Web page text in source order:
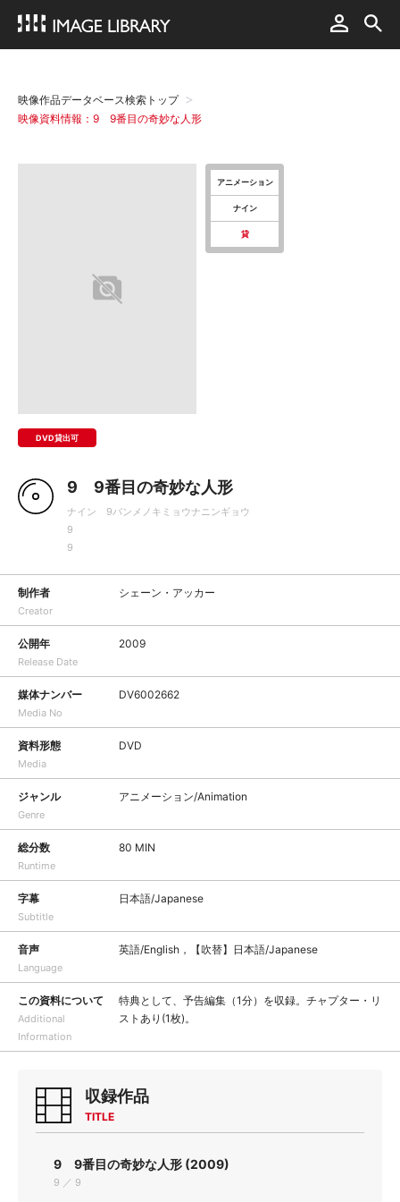
映像作品データベース検索トップ
映像資料情報：9 9番目の奇妙な人形
DVD貸出可
アニメーション
ナイン
貸
9 9番目の奇妙な人形
ナイン 9バンメノキミョウナニンギョウ
9
9
制作者
Creator
シェーン・アッカー
公開年
Release Date
2009
媒体ナンバー
Media No
DV6002662
資料形態
Media
DVD
ジャンル
Genre
アニメーション/Animation
総分数
Runtime
80 MIN
字幕
Subtitle
日本語/Japanese
音声
Language
英語/English，【吹替】日本語/Japanese
この資料について
Additional
Information
特典として、予告編集（1分）を収録。チャプター・リ
ストあり(1枚)。
収録作品
TITLE
9 9番目の奇妙な人形 (2009)
9 ／ 9